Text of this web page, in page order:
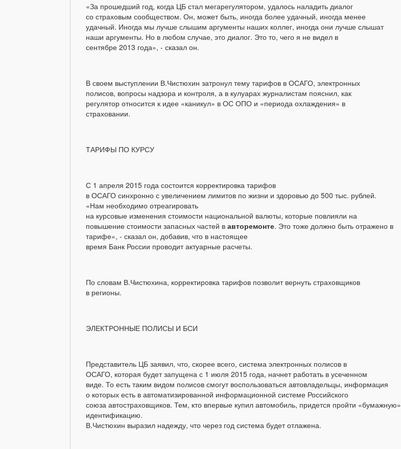
«За прошедший год, когда ЦБ стал мегарегулятором, удалось наладить диалог
со страховым сообществом. Он, может быть, иногда более удачный, иногда менее
удачный. Иногда мы лучше слышим аргументы наших коллег, иногда они лучше слышат
наши аргументы. Но в любом случае, это диалог. Это то, чего я не видел в
сентябре 2013 года», - сказал он.
В своем выступлении В.Чистюхин затронул тему тарифов в ОСАГО, электронных
полисов, вопросы надзора и контроля, а в кулуарах журналистам пояснил, как
регулятор относится к идее «каникул» в ОС ОПО и «периода охлаждения» в
страховании.
ТАРИФЫ ПО КУРСУ
С 1 апреля 2015 года состоится корректировка тарифов
в ОСАГО синхронно с увеличением лимитов по жизни и здоровью до 500 тыс. рублей.
«Нам необходимо отреагировать
на курсовые изменения стоимости национальной валюты, которые повлияли на
повышение стоимости запасных частей в авторемонте. Это тоже должно быть отражено в
тарифе», - сказал он, добавив, что в настоящее
время Банк России проводит актуарные расчеты.
По словам В.Чистюхина, корректировка тарифов позволит вернуть страховщиков
в регионы.
ЭЛЕКТРОННЫЕ ПОЛИСЫ И БСИ
Представитель ЦБ заявил, что, скорее всего, система электронных полисов в
ОСАГО, которая будет запущена с 1 июля 2015 года, начнет работать в усеченном
виде. То есть таким видом полисов смогут воспользоваться автовладельцы, информация
о которых есть в автоматизированной информационной системе Российского
союза автостраховщиков. Тем, кто впервые купил автомобиль, придется пройти «бумажную»
идентификацию.
В.Чистюхин выразил надежду, что через год система будет отлажена.